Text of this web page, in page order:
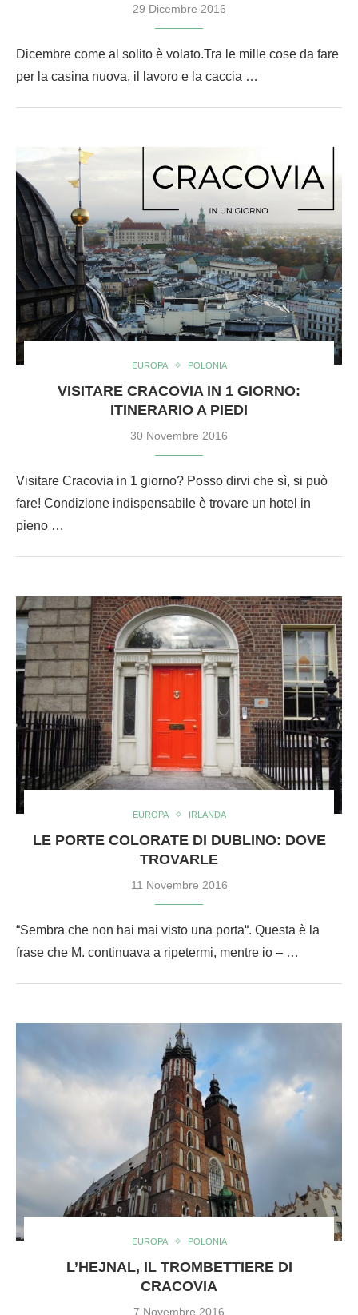
29 Dicembre 2016
Dicembre come al solito è volato.Tra le mille cose da fare
per la casina nuova, il lavoro e la caccia …
EUROPA POLONIA
VISITARE CRACOVIA IN 1 GIORNO:
ITINERARIO A PIEDI
30 Novembre 2016
Visitare Cracovia in 1 giorno? Posso dirvi che sì, si può
fare! Condizione indispensabile è trovare un hotel in
pieno …
EUROPA IRLANDA
LE PORTE COLORATE DI DUBLINO: DOVE
TROVARLE
11 Novembre 2016
“Sembra che non hai mai visto una porta“. Questa è la
frase che M. continuava a ripetermi, mentre io – …
EUROPA POLONIA
L’HEJNAL, IL TROMBETTIERE DI
CRACOVIA
7 Novembre 2016